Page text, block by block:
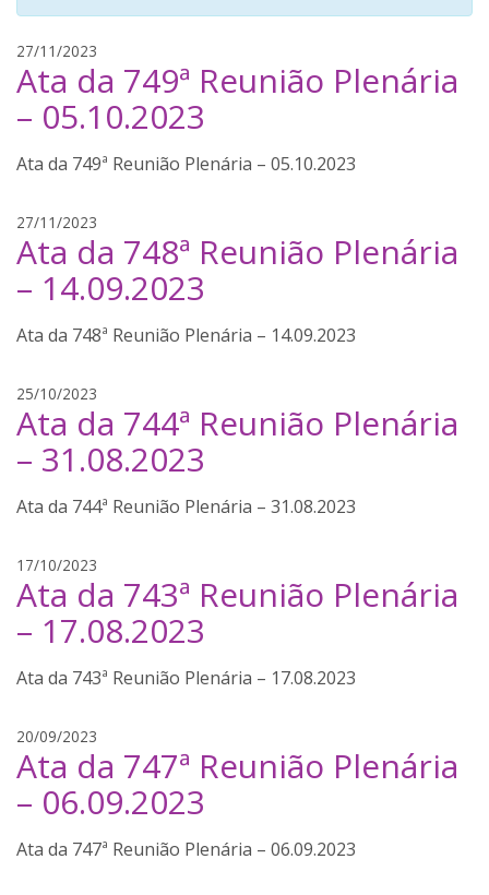
27/11/2023
h
i
o
t
t
o
Ata da 749ª Reunião Plenária
– 05.10.2023
Ata da 749ª Reunião Plenária – 05.10.2023
27/11/2023
h
i
a
o
t
t
o
Ata da 748ª Reunião Plenária
– 14.09.2023
Ata da 748ª Reunião Plenária – 14.09.2023
25/10/2023
a
n
a
n
m
a
Ata da 744ª Reunião Plenária
– 31.08.2023
Ata da 744ª Reunião Plenária – 31.08.2023
17/10/2023
a
n
a
n
m
a
Ata da 743ª Reunião Plenária
– 17.08.2023
Ata da 743ª Reunião Plenária – 17.08.2023
20/09/2023
a
n
a
n
Ata da 747ª Reunião Plenária
– 06.09.2023
Ata da 747ª Reunião Plenária – 06.09.2023